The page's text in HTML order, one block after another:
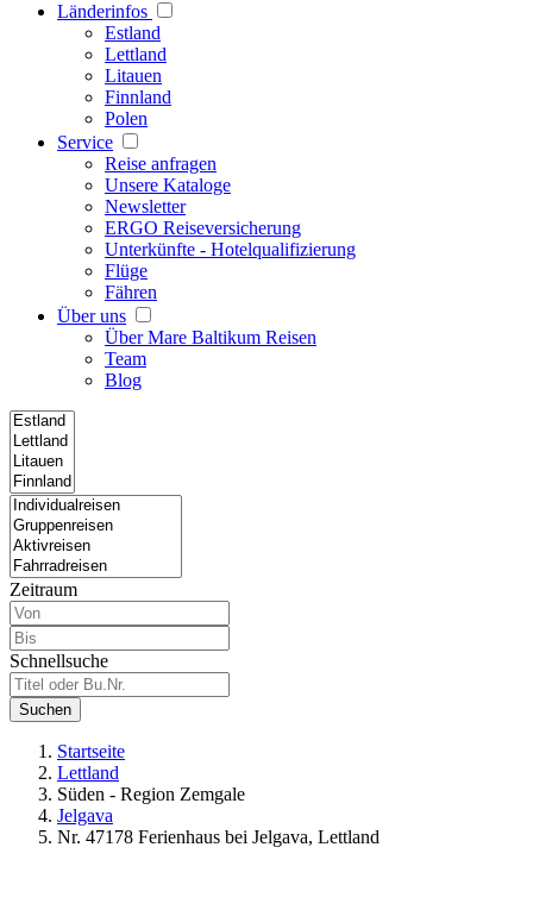
Länderinfos
Estland
Lettland
Litauen
Finnland
Polen
Service
Reise anfragen
Unsere Kataloge
Newsletter
ERGO Reiseversicherung
Unterkünfte - Hotelqualifizierung
Flüge
Fähren
Über uns
Über Mare Baltikum Reisen
Team
Blog
Zeitraum
Schnellsuche
Suchen
Startseite
Lettland
Süden - Region Zemgale
Jelgava
Nr. 47178 Ferienhaus bei Jelgava, Lettland